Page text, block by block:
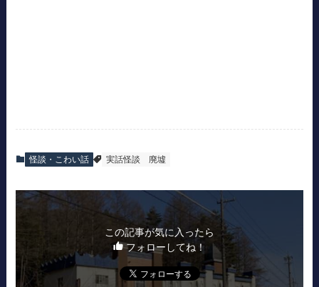
怪談・こわい話 実話怪談 廃墟
この記事が気に入ったら
フォローしてね！